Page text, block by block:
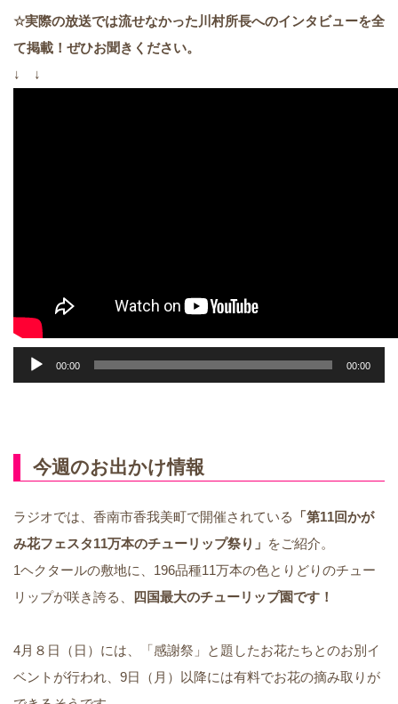
☆実際の放送では流せなかった川村所長へのインタビューを全
て掲載！ぜひお聞きください。
↓ ↓
声
ー
00:00 00:00
今週のお出かけ情報
ラジオでは、香南市香我美町で開催されている
「第11回かが
み花フェスタ11万本のチューリップ祭り」 をご紹介。
1ヘクタールの敷地に、196品種11万本の色とりどりのチュー
リップが咲き誇る、
四国最大のチューリップ園です！
4月８日（日）には、「感謝祭」と題したお花たちとのお別イ
ベントが行われ、9日（月）以降には有料でお花の摘み取りが